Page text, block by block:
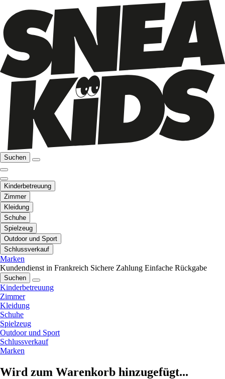
Suchen
Kinderbetreuung
Zimmer
Kleidung
Schuhe
Spielzeug
Outdoor und Sport
Schlussverkauf
Marken
Kundendienst in Frankreich Sichere Zahlung Einfache Rückgabe
Suchen
Kinderbetreuung
Zimmer
Kleidung
Schuhe
Spielzeug
Outdoor und Sport
Schlussverkauf
Marken
Wird zum Warenkorb hinzugefügt...